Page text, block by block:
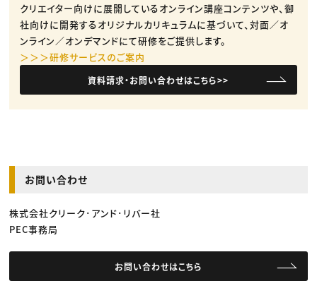
クリエイター向けに展開しているオンライン講座コンテンツや、御
社向けに開発するオリジナルカリキュラムに基づいて、対面／オ
ンライン／オンデマンドにて研修をご提供します。
＞＞＞研修サービスのご案内
資料請求・お問い合わせはこちら>>
お問い合わせ
株式会社クリーク･アンド･リバー社
PEC事務局
お問い合わせはこちら